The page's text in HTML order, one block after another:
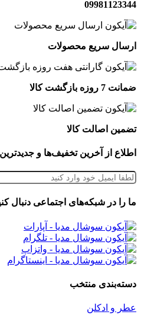
09981123344
ارسال سریع محصولات
ضمانت 7 روزه بازگشت کالا
تضمین اصالت کالا
اطلاع از آخرین تخفیف‌ها و جدیدترین
ما را در شبكه‌های اجتماعی دنبال
دسته‌بندی منتخب
عطر و ادکلن